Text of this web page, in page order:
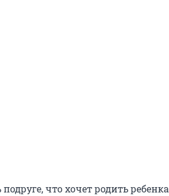
что хочет родить ребенка